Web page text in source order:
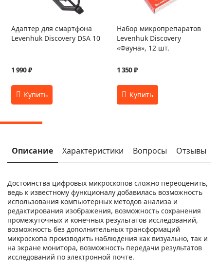
Адаптер для смартфона
Levenhuk Discovery DSA 10
1 990 ₽
Набор микропрепаратов
Levenhuk Discovery
«Фауна», 12 шт.
1 350 ₽
Описание Характеристики Вопросы Отзывы
Достоинства цифровых микроскопов сложно переоценить,
ведь к известному функционалу добавилась возможность
использования компьютерных методов анализа и
редактирования изображения, возможность сохранения
промежуточных и конечных результатов исследований,
возможность без дополнительных трансформаций
микроскопа производить наблюдения как визуально, так и
на экране монитора, возможность передачи результатов
исследований по электронной почте.